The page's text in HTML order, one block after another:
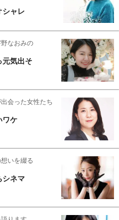
シャレ
なおみの
元気出そ
会った女性たち
ワケ
いを綴る
シネマ